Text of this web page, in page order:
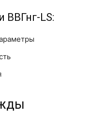
ВВГнг-LS: